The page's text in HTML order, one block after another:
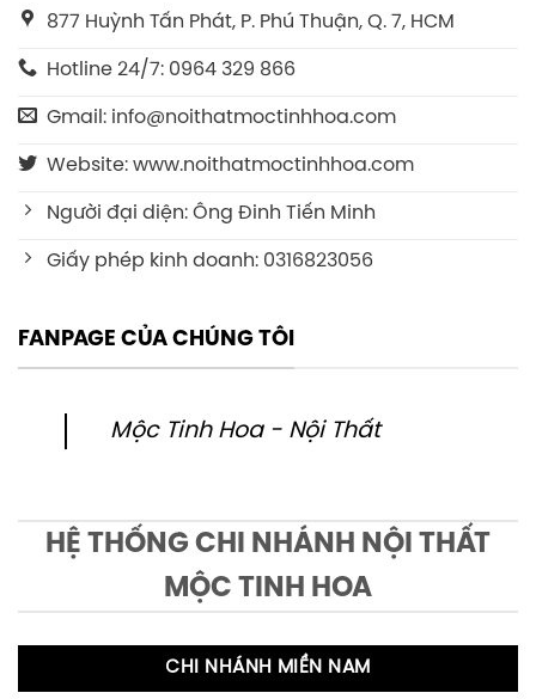
877 Huỳnh Tấn Phát, P. Phú Thuận, Q. 7, HCM
Hotline 24/7: 0964 329 866
Gmail: info@noithatmoctinhhoa.com
Website: www.noithatmoctinhhoa.com
Người đại diện: Ông Đinh Tiến Minh
Giấy phép kinh doanh: 0316823056
FANPAGE CỦA CHÚNG TÔI
Mộc Tinh Hoa - Nội Thất
HỆ THỐNG CHI NHÁNH NỘI THẤT
MỘC TINH HOA
CHI NHÁNH MIỀN NAM